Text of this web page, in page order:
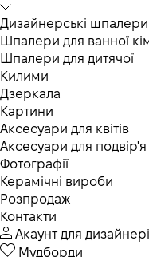
Дизайнерські шпалери
Шпалери для ванної
Шпалери для дитячої
Килими
Дзеркала
Картини
Аксесуари для квітів
Аксесуари для подвір'я
Фотографії
Керамічні вироби
Розпродаж
Контакти
Акаунт для
Мудборди